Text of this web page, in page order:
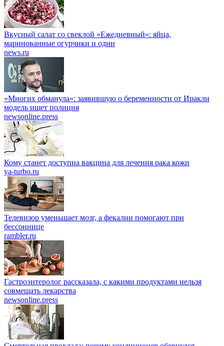
Вкусный салат со свеклой «Ежедневный»: яйца,
маринованные огурчики и один
news.ru
«Многих обманула»: заявившую о беременности от Иракли
модель ищет полиция
newsonline.press
Кому станет доступна вакцина для лечения рака кожи
ya-turbo.ru
Телевизор уменьшает мозг, а фекалии помогают при
бессоннице
rambler.ru
Гастроэнтеролог рассказала, с какими продуктами нельзя
совмещать лекарства
newsonline.press